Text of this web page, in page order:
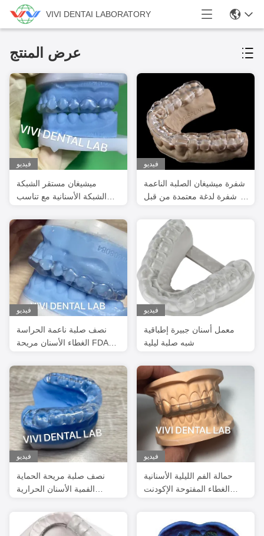
VIVI DENTAI LABORATORY
عرض المنتج
فيديو
ميشيغان مستقر الشبكة
الشبكة الأسنانية مع تناسب
فيديو
شفرة ميشيغان الصلبة الناعمة
- شفرة لدغة معتمدة من قبل
للاستخدام الأسناني
فيديو
نصف صلبة ناعمة الحراسة
الغطاء الأسنان مريحة FDA
فيديو
معمل أسنان جبيرة إطباقية
شبه صلبة ليلية
فيديو
نصف صلبة مريحة الحماية
الفمية الأسنان الحرارية
فيديو
حمالة الفم الليلية الأسنانية
الغطاء المفتوحة الإكودنت